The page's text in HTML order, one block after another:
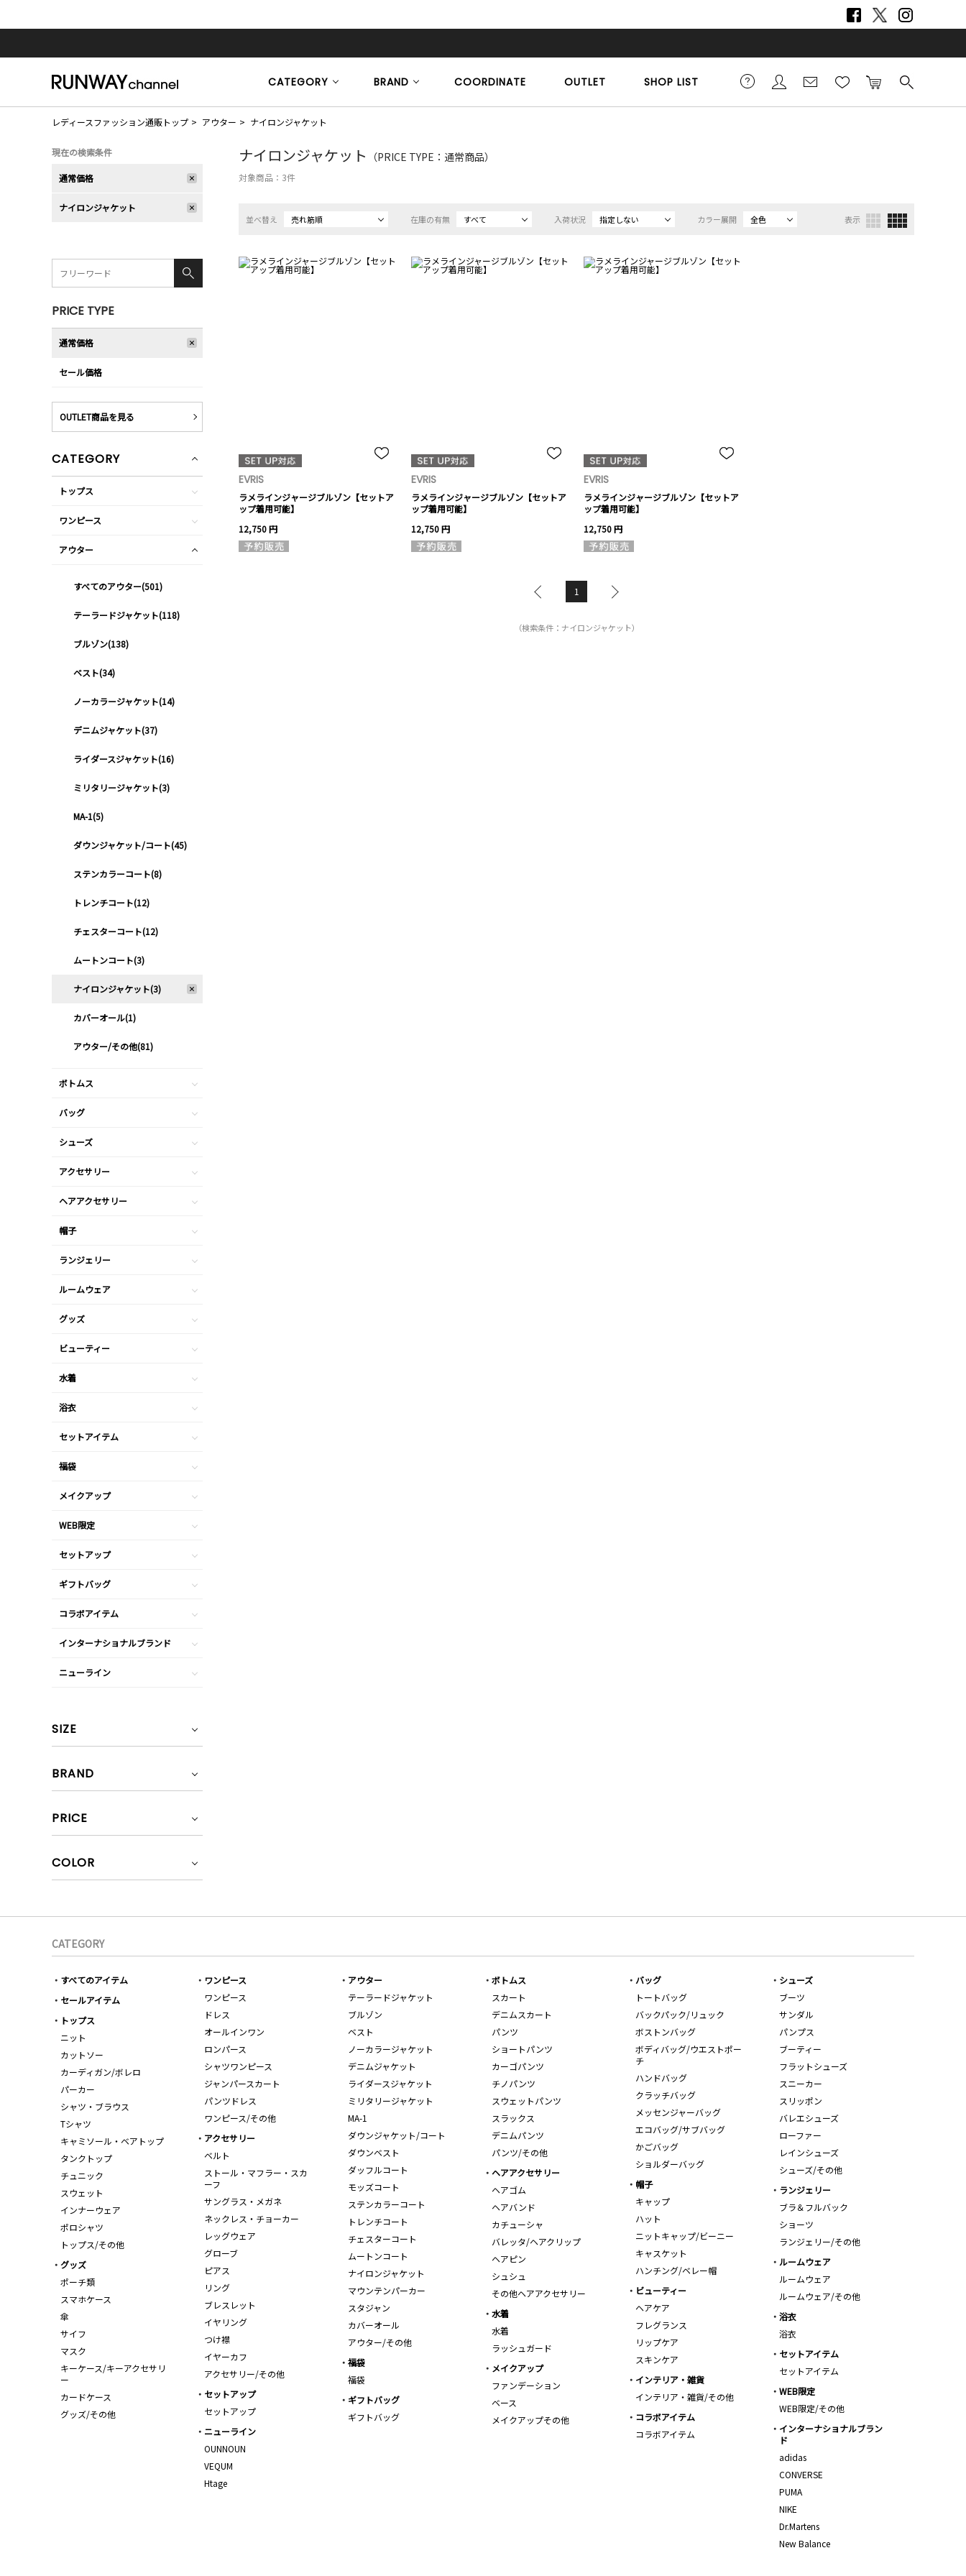
CATEGORY BRAND COORDINATE OUTLET SHOP LIST
レディースファッション通販トップ アウター ナイロンジャケット
ナイロンジャケット （PRICE TYPE：通常商品）
対象商品： 3件
並べ替え 売れ筋順 在庫の有無 すべて 入荷状況 指定しない カラー展開 全色 表示
EVRIS
ラメラインジャージブルゾン【セットア
ップ着用可能】
12,750 円
EVRIS
ラメラインジャージブルゾン【セットア
ップ着用可能】
12,750 円
EVRIS
ラメラインジャージブルゾン【セットア
ップ着用可能】
12,750 円
1
（検索条件：ナイロンジャケット）
現在の検索条件
通常価格
ナイロンジャケット
PRICE TYPE
通常価格
セール価格
OUTLET商品を見る
CATEGORY
トップス
ワンピース
アウター
すべてのアウター(501)
テーラードジャケット(118)
ブルゾン(138)
ベスト(34)
ノーカラージャケット(14)
デニムジャケット(37)
ライダースジャケット(16)
ミリタリージャケット(3)
MA-1(5)
ダウンジャケット/コート(45)
ステンカラーコート(8)
トレンチコート(12)
チェスターコート(12)
ムートンコート(3)
ナイロンジャケット(3)
カバーオール(1)
アウター/その他(81)
ボトムス
バッグ
シューズ
アクセサリー
ヘアアクセサリー
帽子
ランジェリー
ルームウェア
グッズ
ビューティー
水着
浴衣
セットアイテム
福袋
メイクアップ
WEB限定
セットアップ
ギフトバッグ
コラボアイテム
インターナショナルブランド
ニューライン
SIZE
BRAND
PRICE
COLOR
CATEGORY
すべてのアイテム
セールアイテム
トップス
ニット
カットソー
カーディガン/ボレロ
パーカー
シャツ・ブラウス
Tシャツ
キャミソール・ベアトップ
タンクトップ
チュニック
スウェット
インナーウェア
ポロシャツ
トップス/その他
ワンピース
ワンピース
ドレス
オールインワン
ロンパース
シャツワンピース
ジャンパースカート
パンツドレス
ワンピース/その他
アウター
テーラードジャケット
ブルゾン
ベスト
ノーカラージャケット
デニムジャケット
ライダースジャケット
ミリタリージャケット
MA-1
ダウンジャケット/コート
ダウンベスト
ダッフルコート
モッズコート
ステンカラーコート
トレンチコート
チェスターコート
ムートンコート
ナイロンジャケット
マウンテンパーカー
スタジャン
カバーオール
アウター/その他
ボトムス
スカート
デニムスカート
パンツ
ショートパンツ
カーゴパンツ
チノパンツ
スウェットパンツ
スラックス
デニムパンツ
パンツ/その他
バッグ
トートバッグ
バックパック/リュック
ボストンバッグ
ボディバッグ/ウエストポー
チ
ハンドバッグ
クラッチバッグ
メッセンジャーバッグ
エコバッグ/サブバッグ
かごバッグ
ショルダーバッグ
シューズ
ブーツ
サンダル
パンプス
ブーティー
フラットシューズ
スニーカー
スリッポン
バレエシューズ
ローファー
レインシューズ
シューズ/その他
アクセサリー
ベルト
ストール・マフラー・スカ
ーフ
サングラス・メガネ
ネックレス・チョーカー
レッグウェア
グローブ
ピアス
リング
ブレスレット
イヤリング
つけ襟
イヤーカフ
アクセサリー/その他
ヘアアクセサリー
ヘアゴム
ヘアバンド
カチューシャ
バレッタ/ヘアクリップ
ヘアピン
シュシュ
その他ヘアアクセサリー
帽子
キャップ
ハット
ニットキャップ/ビーニー
キャスケット
ハンチング/ベレー帽
ランジェリー
ブラ＆フルバック
ショーツ
ランジェリー/その他
ルームウェア
ルームウェア
ルームウェア/その他
グッズ
ポーチ類
スマホケース
傘
サイフ
マスク
キーケース/キーアクセサリ
ー
カードケース
グッズ/その他
ビューティー
ヘアケア
フレグランス
リップケア
スキンケア
水着
水着
ラッシュガード
浴衣
浴衣
セットアイテム
セットアイテム
福袋
福袋
メイクアップ
ファンデーション
ベース
メイクアップその他
インテリア・雑貨
インテリア・雑貨/その他
WEB限定
WEB限定/その他
セットアップ
セットアップ
ギフトバッグ
ギフトバッグ
コラボアイテム
コラボアイテム
インターナショナルブラン
ド
adidas
CONVERSE
PUMA
NIKE
Dr.Martens
New Balance
ニューライン
OUNNOUN
VEQUM
Htage